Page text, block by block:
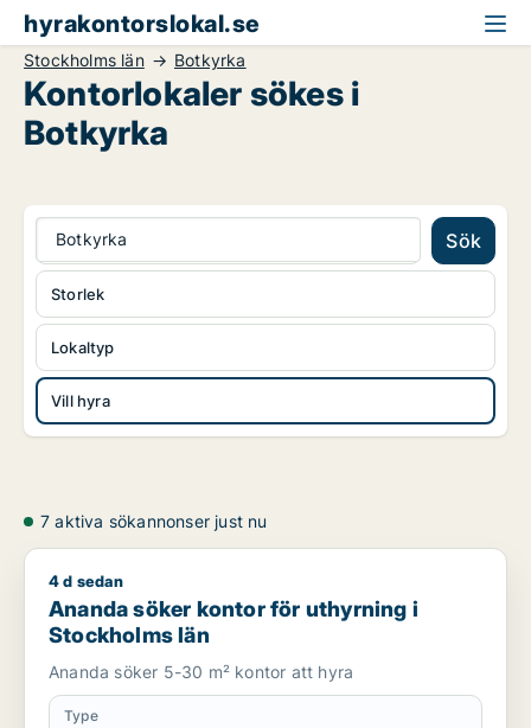
hyrakontorslokal.se
Stockholms län Botkyrka
Kontorlokaler sökes i
Botkyrka
Botkyrka Sök
Lokaltyp
Vill hyra
Storlek
7 aktiva sökannonser just nu
Ananda söker kontor för uthyrning i Stockholms län
4 d sedan
Ananda söker kontor för uthyrning i
Stockholms län
Ananda söker 5-30 m² kontor att hyra
Type